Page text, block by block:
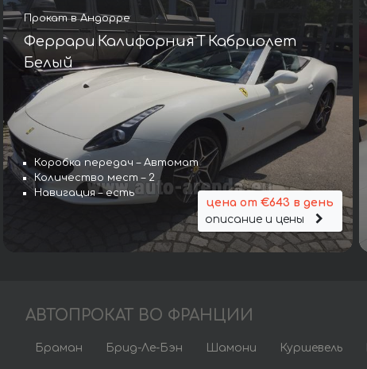
Прокат в Андорре
Феррари Калифорния Т Кабриолет
Белый
Коробка передач – Автомат
Количество мест – 2
Навигация – есть
цена от €643 в день
описание и цены
АВТОПРОКАТ ВО ФРАНЦИИ
Браман Брид-Ле-Бэн Шамони Куршевель